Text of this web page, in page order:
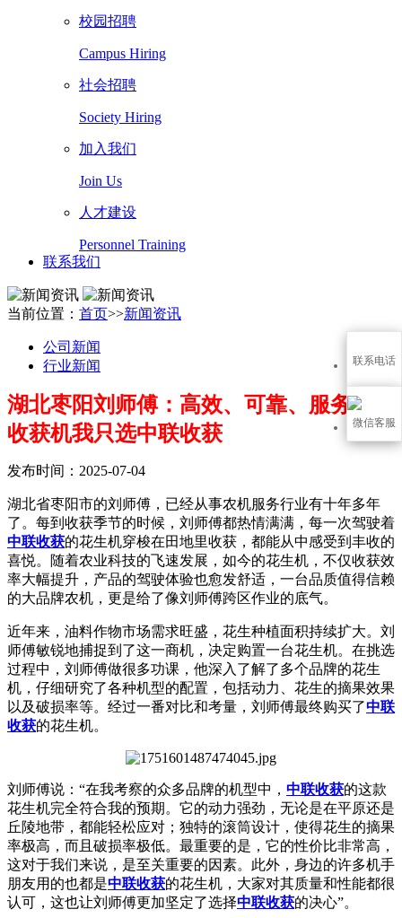
校园招聘
Campus Hiring
社会招聘
Society Hiring
加入我们
Join Us
人才建设
Personnel Training
联系我们
当前位置： 首页>>新闻资讯
公司新闻
行业新闻
湖北枣阳刘师傅：高效、可靠、服务好，
收获机我只选中联收获
发布时间：2025-07-04
湖北省枣阳市的刘师傅，已经从事农机服务行业有十年多年
了。每到收获季节的时候，刘师傅都热情满满，每一次驾驶着
中联收获的花生机穿梭在田地里收获，都能从中感受到丰收的
喜悦。随着农业科技的飞速发展，如今的花生机，不仅收获效
率大幅提升，产品的驾驶体验也愈发舒适，一台品质值得信赖
的大品牌农机，更是给了像刘师傅跨区作业的底气。
近年来，油料作物市场需求旺盛，花生种植面积持续扩大。刘
师傅敏锐地捕捉到了这一商机，决定购置一台花生机。在挑选
过程中，刘师傅做很多功课，他深入了解了多个品牌的花生
机，仔细研究了各种机型的配置，包括动力、花生的摘果效果
以及破损率等。经过一番对比和考量，刘师傅最终购买了中联
收获的花生机。
刘师傅说：“在我考察的众多品牌的机型中， 中联收获的这款
花生机完全符合我的预期。它的动力强劲，无论是在平原还是
丘陵地带，都能轻松应对；独特的滚筒设计，使得花生的摘果
率极高，而且破损率极低。最重要的是，它的性价比非常高，
这对于我们来说，是至关重要的因素。此外，身边的许多机手
朋友用的也都是中联收获的花生机，大家对其质量和性能都很
认可，这也让刘师傅更加坚定了选择中联收获的决心”。
联系电话
微信客服